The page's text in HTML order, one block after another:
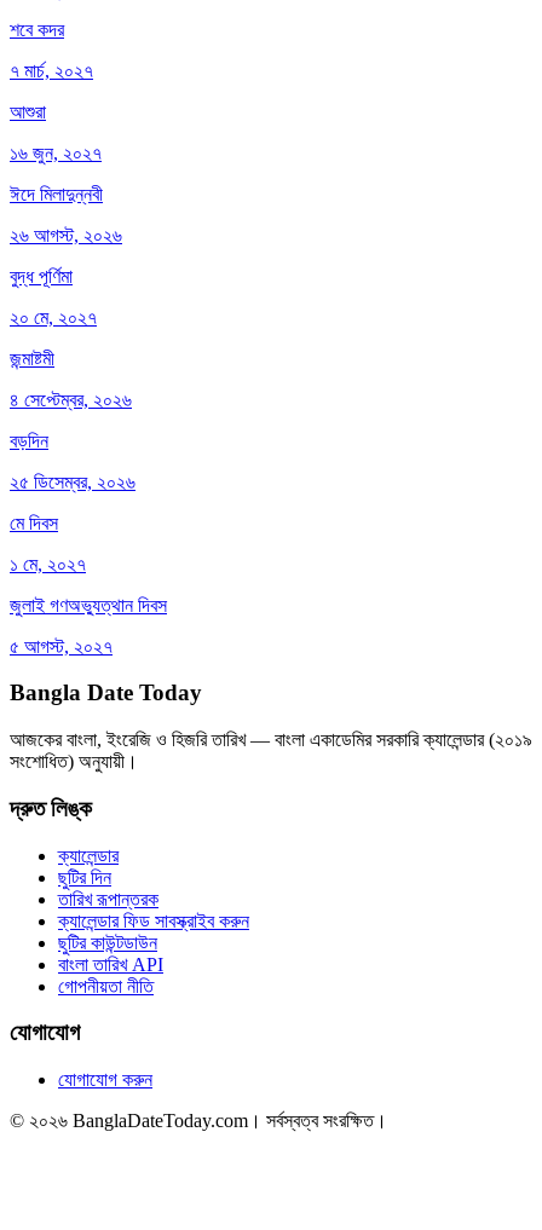
শবে কদর
৭ মার্চ, ২০২৭
আশুরা
১৬ জুন, ২০২৭
ঈদে মিলাদুন্নবী
২৬ আগস্ট, ২০২৬
বুদ্ধ পূর্ণিমা
২০ মে, ২০২৭
জন্মাষ্টমী
৪ সেপ্টেম্বর, ২০২৬
বড়দিন
২৫ ডিসেম্বর, ২০২৬
মে দিবস
১ মে, ২০২৭
জুলাই গণঅভ্যুত্থান দিবস
৫ আগস্ট, ২০২৭
Bangla Date Today
আজকের বাংলা, ইংরেজি ও হিজরি তারিখ — বাংলা একাডেমির সরকারি ক্যালেন্ডার (২০১৯
সংশোধিত) অনুযায়ী।
দ্রুত লিঙ্ক
ক্যালেন্ডার
ছুটির দিন
তারিখ রূপান্তরক
ক্যালেন্ডার ফিড সাবস্ক্রাইব করুন
ছুটির কাউন্টডাউন
বাংলা তারিখ API
গোপনীয়তা নীতি
যোগাযোগ
যোগাযোগ করুন
© ২০২৬ BanglaDateToday.com। সর্বস্বত্ব সংরক্ষিত।